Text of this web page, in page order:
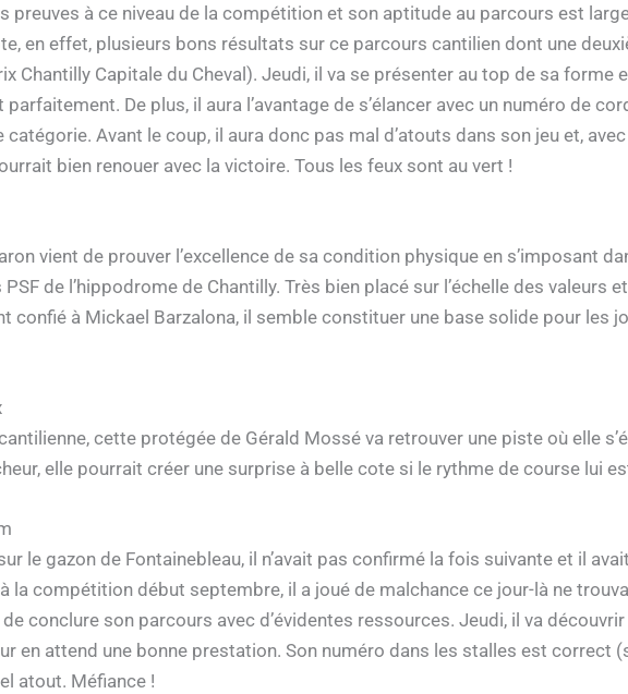
preuves à ce niveau de la compétition et son aptitude au parcours est
en effet, plusieurs bons résultats sur ce parcours cantilien dont une
Chantilly Capitale du Cheval). Jeudi, il va se présenter au top de sa forme
De plus, il aura l’avantage de s’élancer avec un numéro de
Avant le coup, il aura donc pas mal d’atouts dans son jeu et,
bien renouer avec la victoire. Tous les feux sont au vert !
vient de prouver l’excellence de sa condition physique en s’imposant
de l’hippodrome de Chantilly. Très bien placé sur l’échelle des valeurs
confié à Mickael Barzalona, il semble constituer une base solide pour les
cette protégée de Gérald Mossé va retrouver une piste où elle
elle pourrait créer une surprise à belle cote si le rythme de course lui
le gazon de Fontainebleau, il n’avait pas confirmé la fois suivante et il
la compétition début septembre, il a joué de malchance ce jour-là ne
de conclure son parcours avec d’évidentes ressources. Jeudi, il va
en attend une bonne prestation. Son numéro dans les stalles est correct
atout. Méfiance !